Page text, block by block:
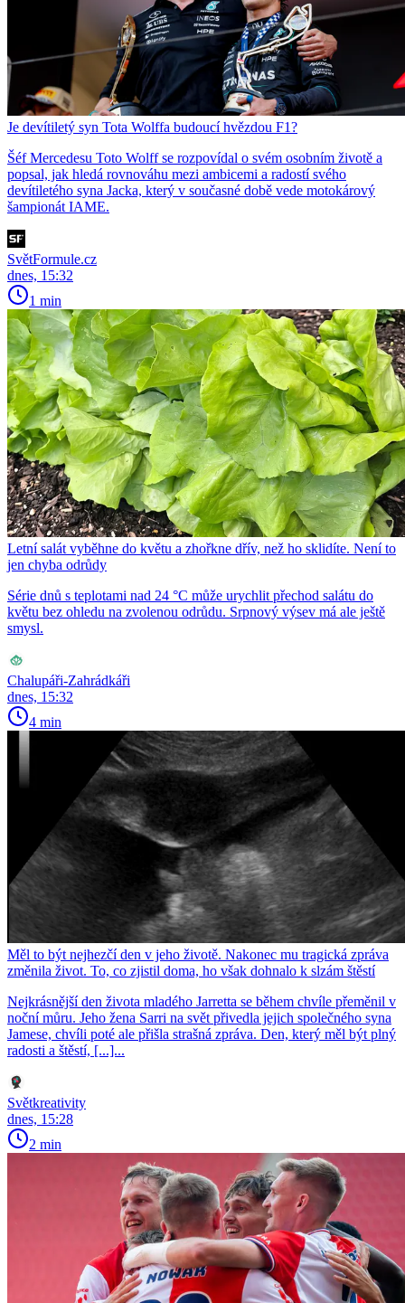
Je devítiletý syn Tota Wolffa budoucí hvězdou F1?
Šéf Mercedesu Toto Wolff se rozpovídal o svém osobním životě a
popsal, jak hledá rovnováhu mezi ambicemi a radostí svého
devítiletého syna Jacka, který v současné době vede motokárový
šampionát IAME.
SvětFormule.cz
dnes, 15:32
1 min
Letní salát vyběhne do květu a zhořkne dřív, než ho sklidíte. Není to
jen chyba odrůdy
Série dnů s teplotami nad 24 °C může urychlit přechod salátu do
květu bez ohledu na zvolenou odrůdu. Srpnový výsev má ale ještě
smysl.
Chalupáři-Zahrádkáři
dnes, 15:32
4 min
Měl to být nejhezčí den v jeho životě. Nakonec mu tragická zpráva
změnila život. To, co zjistil doma, ho však dohnalo k slzám štěstí
Nejkrásnější den života mladého Jarretta se během chvíle přeměnil v
noční můru. Jeho žena Sarri na svět přivedla jejich společného syna
Jamese, chvíli poté ale přišla strašná zpráva. Den, který měl být plný
radosti a štěstí, [...]...
Světkreativity
dnes, 15:28
2 min